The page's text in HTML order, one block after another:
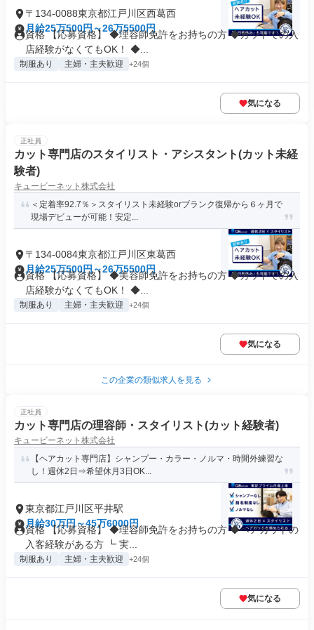
〒134-0088東京都江戸川区西葛西
月給25万500円～26万5500円
資格 【応募資格】 ◆理容師免許をお持ちの方 ◆カットでの入
店経験がなくてもOK！ ◆...
制服あり 主婦・主夫歓迎 +24個
気になる
正社員
カット専門店のスタイリスト・アシスタント(カット未経
験者)
キュービーネット株式会社
＜定着率92.7％＞スタイリスト未経験orブランク復帰から６ヶ月で
現場デビューが可能！安定...
〒134-0084東京都江戸川区東葛西
月給25万500円～26万5500円
資格 【応募資格】 ◆美容師免許をお持ちの方 ◆カットでの入
店経験がなくてもOK！ ◆...
制服あり 主婦・主夫歓迎 +24個
気になる
この企業の類似求人を見る
正社員
カット専門店の理容師・スタイリスト(カット経験者)
キュービーネット株式会社
【ヘアカット専門店】シャンプー・カラー・ノルマ・時間外練習な
し！週休2日⇒希望休月3日OK...
東京都江戸川区平井駅
月給30万円～45万6000円
資格 【応募資格】 ◆理容師免許をお持ちの方 ◆ヘアカットの
入客経験がある方 ┗ 実...
制服あり 主婦・主夫歓迎 +24個
気になる